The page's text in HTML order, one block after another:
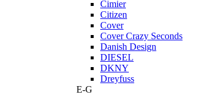
Cimier
Citizen
Cover
Cover Crazy Seconds
Danish Design
DIESEL
DKNY
Dreyfuss
E-G